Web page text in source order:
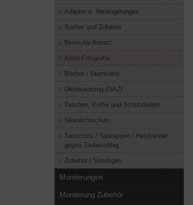
Adapter u. Verlängerungen
Sucher und Zubehör
Binocular Ansatz
Astro-Fotografie
Bücher / Sternkarte
Okularauszug (OAZ)
Taschen, Koffer und Schutzhüllen
Streulichtschutz
Tauschutz / Taukappen / Heizbänder
gegen Taubeschlag
Zubehör / Sonstiges
Montierungen
Montierung Zubehör